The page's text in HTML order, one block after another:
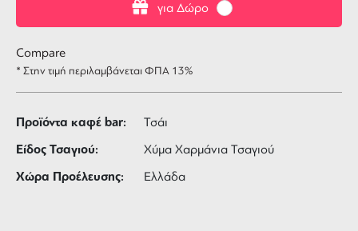
για Δώρο
Compare
* Στην τιμή περιλαμβάνεται ΦΠΑ 13%
Προϊόντα καφέ bar: Τσάι
Είδος Τσαγιού: Χύμα Χαρμάνια Τσαγιού
Χώρα Προέλευσης: Ελλάδα